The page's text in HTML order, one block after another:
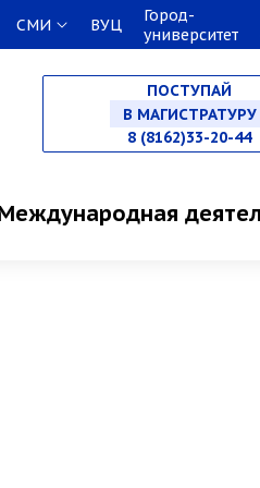
СМИ ВУЦ
Город-
университет
ПОСТУПАЙ
НА БАКАЛАВРИАТ
НА СПЕЦИАЛИТЕТ
8 (8162)33-20-44